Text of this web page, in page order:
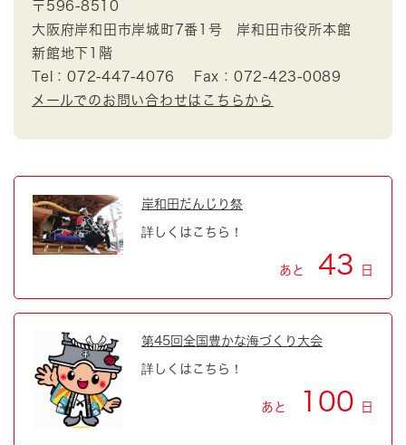
〒596-8510
大阪府岸和田市岸城町7番1号 岸和田市役所本館
新館地下1階
Tel：072-447-4076
Fax：072-423-0089
メールでのお問い合わせはこちらから
岸和田だんじり祭
詳しくはこちら！
あと 43 日
第45回全国豊かな海づくり大会
詳しくはこちら！
あと 100 日